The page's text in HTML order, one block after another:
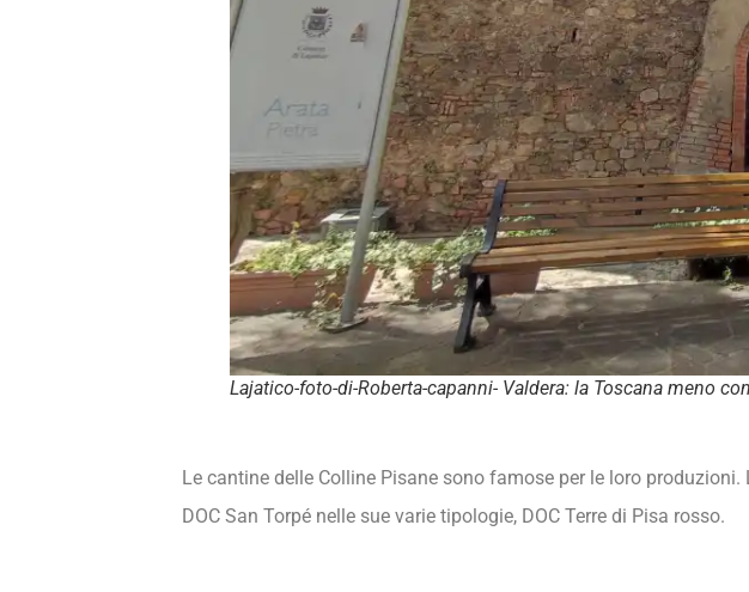
Lajatico-foto-di-Roberta-capanni- Valdera: la Toscana meno
Le cantine delle Colline Pisane sono famose per le loro produzioni.
DOC San Torpé nelle sue varie tipologie, DOC Terre di Pisa rosso.